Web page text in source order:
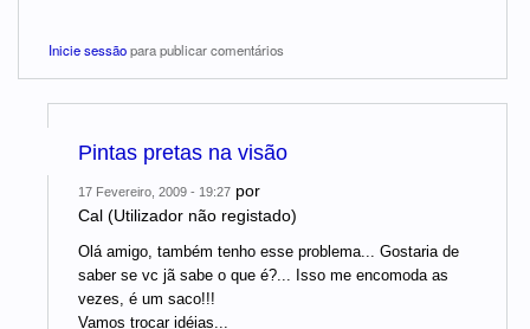
Inicie sessãopara publicar comentários
Pintas pretas na visão
17 Fevereiro, 2009 - 19:27 por
Cal (Utilizador não registado)
Olá amigo, também tenho esse problema... Gostaria de
saber se vc jã sabe o que é?... Isso me encomoda as
vezes, é um saco!!!
Vamos trocar idéias...